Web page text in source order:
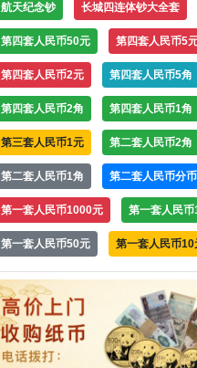
航天纪念钞 长城四连体钞大全套
第四套人民币50元 第四套人民币5
第四套人民币2元 第四套人民币5角
第四套人民币2角 第四套人民币1角
第三套人民币1元 第二套人民币2角
第二套人民币1角 第二套人民币分币
第一套人民币1000元 第一套人民
第一套人民币50元 第一套人民币10